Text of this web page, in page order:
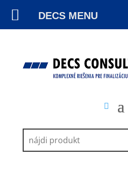
DECS MENU